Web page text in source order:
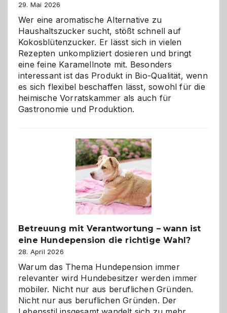
29. Mai 2026
Wer eine aromatische Alternative zu
Haushaltszucker sucht, stößt schnell auf
Kokosblütenzucker. Er lässt sich in vielen
Rezepten unkompliziert dosieren und bringt
eine feine Karamellnote mit. Besonders
interessant ist das Produkt in Bio-Qualität, wenn
es sich flexibel beschaffen lässt, sowohl für die
heimische Vorratskammer als auch für
Gastronomie und Produktion.
Betreuung mit Verantwortung – wann ist
eine Hundepension die richtige Wahl?
28. April 2026
Warum das Thema Hundepension immer
relevanter wird Hundebesitzer werden immer
mobiler. Nicht nur aus beruflichen Gründen.
Nicht nur aus beruflichen Gründen. Der